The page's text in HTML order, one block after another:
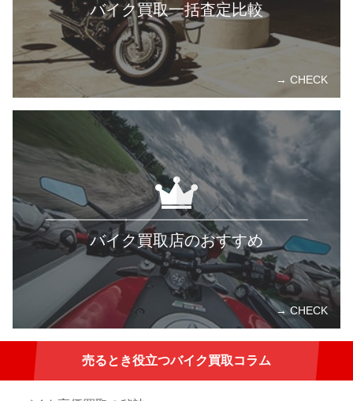
バイク買取一括査定比較
バイク買取店のおすすめ
売るとき役立つバイク買取コラム